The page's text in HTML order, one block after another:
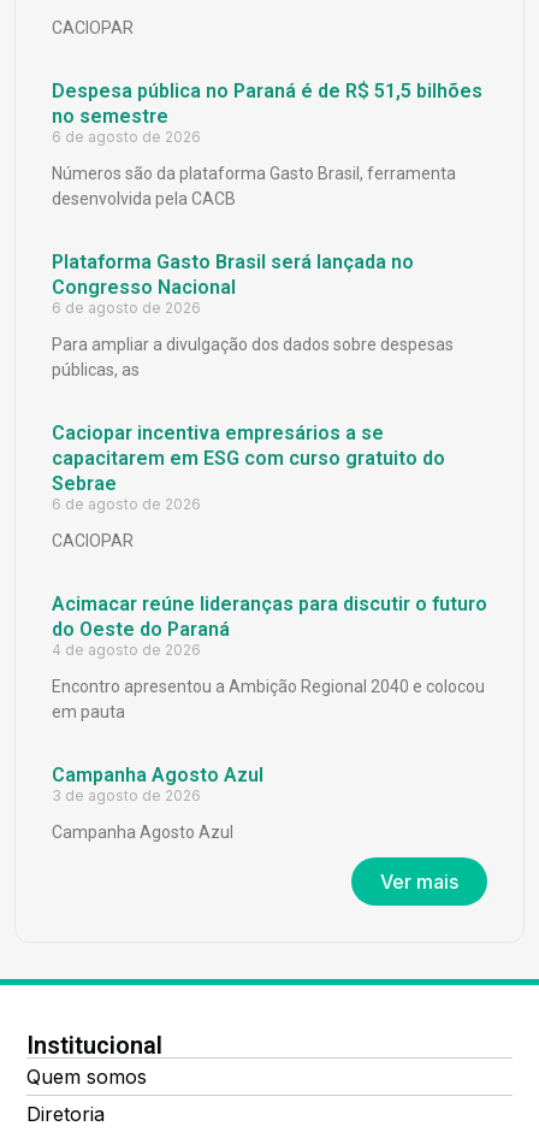
CACIOPAR
Despesa pública no Paraná é de R$ 51,5 bilhões
no semestre
6 de agosto de 2026
Números são da plataforma Gasto Brasil, ferramenta
desenvolvida pela CACB
Plataforma Gasto Brasil será lançada no
Congresso Nacional
6 de agosto de 2026
Para ampliar a divulgação dos dados sobre despesas
públicas, as
Caciopar incentiva empresários a se
capacitarem em ESG com curso gratuito do
Sebrae
6 de agosto de 2026
CACIOPAR
Acimacar reúne lideranças para discutir o futuro
do Oeste do Paraná
4 de agosto de 2026
Encontro apresentou a Ambição Regional 2040 e colocou
em pauta
Campanha Agosto Azul
3 de agosto de 2026
Campanha Agosto Azul
Ver mais
Institucional
Quem somos
Diretoria